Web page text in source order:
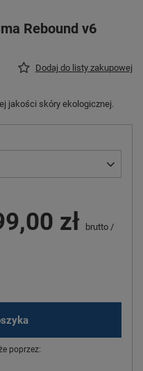
Rebound v6
Dodaj do listy zakupowej
jakości skóry ekologicznej.
zł brutto /
poprzez: